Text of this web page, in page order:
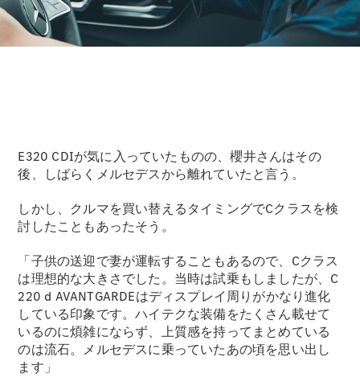
G-Class
試乗リクエ
All
Stationwagon
CLA
Shooting
Brake
New電気
CLA
Shooting
New
E320 CDIが気に入っていたものの、櫻井さんはその
後、しばらくメルセデスから離れていたと言う。
しかし、クルマを買い替えるタイミングでCクラスを検
討したこともあったそう。
「子供の送迎で妻が運転することもあるので、Cクラス
は理想的な大きさでした。当時は試乗もしましたが、C
220 d AVANTGARDEはディスプレイ周りがかなり進化
している印象です。ハイテクな装備をたくさん載せて
いるのに煩雑にならず、上質感を持ってまとめている
のは流石。メルセデスに乗っていたあの頃を思い出し
ます」